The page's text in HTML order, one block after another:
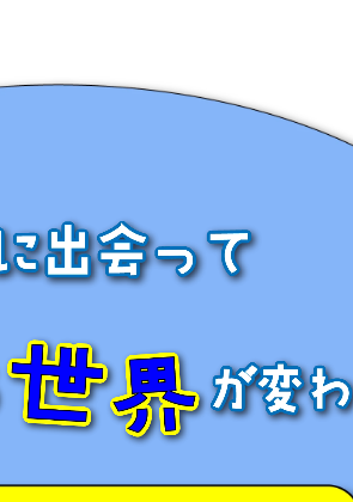
ルクール施設が4月オープン！』
の時間が変更になります！』
操場に移転します！』
ました！』
放DAYのご案内』